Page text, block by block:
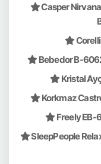
Casper
Bebedor B-
Kristal
Korkmaz
Freely EB-
SleepPeople